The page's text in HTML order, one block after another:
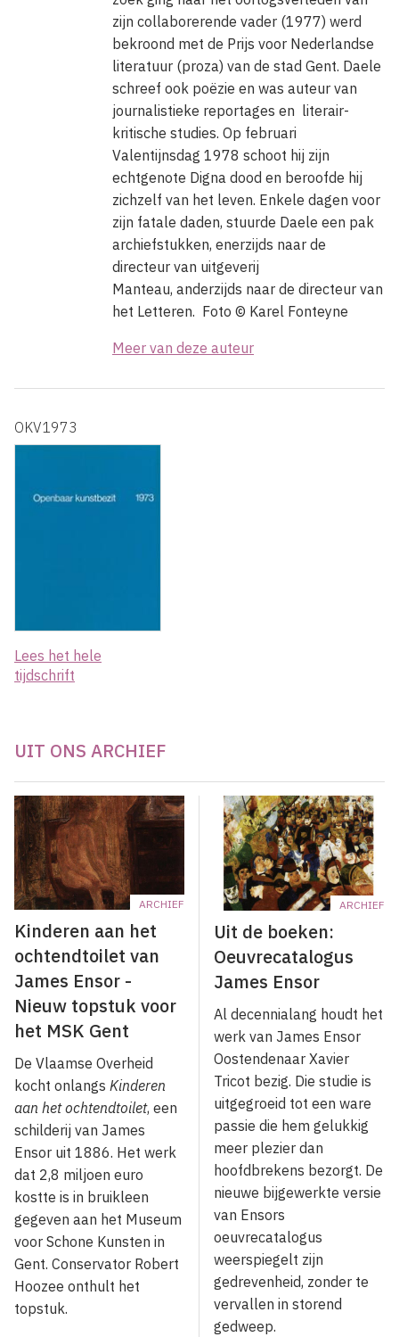
zijn collaborerende vader (1977) werd
bekroond met de Prijs voor Nederlandse
literatuur (proza) van de stad Gent. Daele
schreef ook poëzie en was auteur van
journalistieke reportages en literair-
kritische studies. Op februari
Valentijnsdag 1978 schoot hij zijn
echtgenote Digna dood en beroofde hij
zichzelf van het leven. Enkele dagen voor
zijn fatale daden, stuurde Daele een pak
archiefstukken, enerzijds naar de
directeur van uitgeverij
Manteau, anderzijds naar de directeur van
het Letteren. Foto © Karel Fonteyne
Meer van deze auteur
OKV1973
Lees het hele
tijdschrift
UIT ONS ARCHIEF
ARCHIEF
Kinderen aan het
ochtendtoilet van
James Ensor -
Nieuw topstuk voor
het MSK Gent
De Vlaamse Overheid
kocht onlangs Kinderen
aan het ochtendtoilet, een
schilderij van James
Ensor uit 1886. Het werk
dat 2,8 miljoen euro
kostte is in bruikleen
gegeven aan het Museum
voor Schone Kunsten in
Gent. Conservator Robert
Hoozee onthult het
topstuk.
ARCHIEF
Uit de boeken:
Oeuvrecatalogus
James Ensor
Al decennialang houdt het
werk van James Ensor
Oostendenaar Xavier
Tricot bezig. Die studie is
uitgegroeid tot een ware
passie die hem gelukkig
meer plezier dan
hoofdbrekens bezorgt. De
nieuwe bijgewerkte versie
van Ensors
oeuvrecatalogus
weerspiegelt zijn
gedrevenheid, zonder te
vervallen in storend
gedweep.